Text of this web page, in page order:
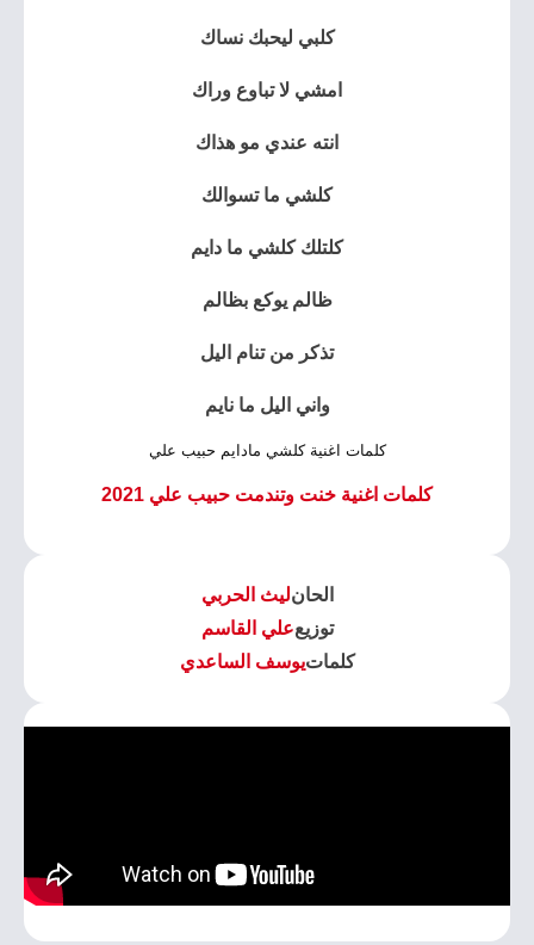
كلبي ليحبك نساك
امشي لا تباوع وراك
انته عندي مو هذاك
كلشي ما تسوالك
كلتلك كلشي ما دايم
ظالم يوكع بظالم
تذكر من تنام اليل
واني اليل ما نايم
كلمات اغنية كلشي مادايم حبيب علي
كلمات اغنية خنت وتندمت حبيب علي 2021
الحانليث الحربي
توزيععلي القاسم
كلماتيوسف الساعدي